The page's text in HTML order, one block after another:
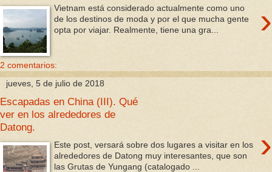
›
Vietnam está considerado actualmente como uno
de los destinos de moda y por el que mucha gente
opta por viajar. Realmente, tiene una gra...
2 comentarios:
jueves, 5 de julio de 2018
Escapadas en China (III). Qué
ver en los alrededores de
Datong.
›
Este post, versará sobre dos lugares a visitar en los
alrededores de Datong muy interesantes, que son
las Grutas de Yungang (catalogado ...